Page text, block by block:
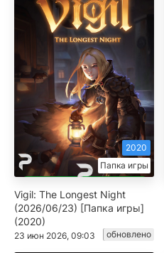
Папка игры
2020
Vigil: The Longest Night
(2026/06/23) [Папка игры]
(2020)
23 июн 2026, 09:03 обновлено